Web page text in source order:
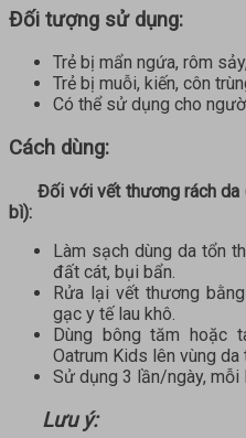
Đối tượng sử dụng:
Trẻ bị mẩn ngứa, rôm
Trẻ bị muỗi, kiến, côn
Có thể sử dụng cho
Cách dùng:
Đối với vết thương rách da
bì):
Làm sạch dùng da tổn
đất cát, bụi bẩn.
Rửa lại vết thương
gạc y tế lau khô.
Dùng bông tăm hoặc
Oatrum Kids lên vùng da
Sử dụng 3 lần/ngày, mỗi
Lưu ý: